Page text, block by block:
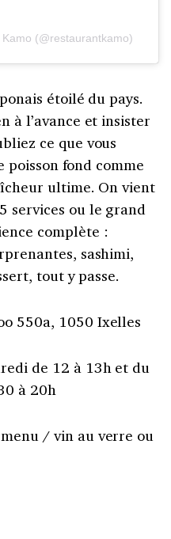
(@restaurantkamo)
étoilé du pays.
à l’avance et insister
ce que vous
poisson fond comme
ultime. On vient
services ou le grand
complète :
sashimi,
tout y passe.
550a, 1050 Ixelles
de 12 à 13h et du
à 20h
/ vin au verre ou